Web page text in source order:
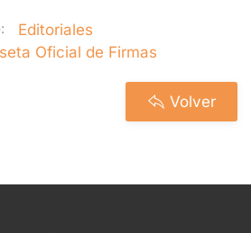
Editoriales
Oficial de Firmas
Volver